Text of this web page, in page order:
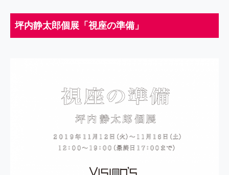
坪内静太郎個展「視座の準備」